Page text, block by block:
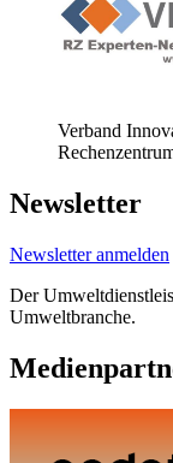
Verband
Newsletter
Newsletter anmelden
Der
Umweltbranche.